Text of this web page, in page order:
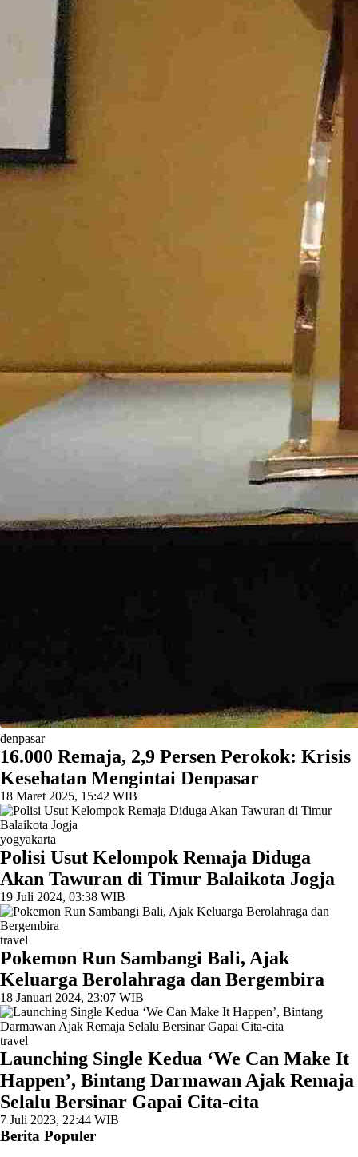
denpasar
16.000 Remaja, 2,9 Persen Perokok: Krisis
Kesehatan Mengintai Denpasar
18 Maret 2025, 15:42 WIB
yogyakarta
Polisi Usut Kelompok Remaja Diduga
Akan Tawuran di Timur Balaikota Jogja
19 Juli 2024, 03:38 WIB
travel
Pokemon Run Sambangi Bali, Ajak
Keluarga Berolahraga dan Bergembira
18 Januari 2024, 23:07 WIB
travel
Launching Single Kedua ‘We Can Make It
Happen’, Bintang Darmawan Ajak Remaja
Selalu Bersinar Gapai Cita-cita
7 Juli 2023, 22:44 WIB
Berita Populer